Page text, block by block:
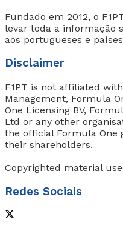
Fundado em 2012, o
levar toda a informação
aos portugueses e
Disclaimer
F1PT is not affiliated
Management, Formula
One Licensing BV,
Ltd or any other
the official Formula One
their shareholders.
Copyrighted material
Redes Sociais